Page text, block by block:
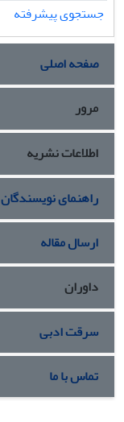
جستجوی پیشرفته
صفحه اصلی
مرور
اطلاعات نشریه
راهنمای نویسندگان
ارسال مقاله
داوران
سرقت ادبی
تماس با ما